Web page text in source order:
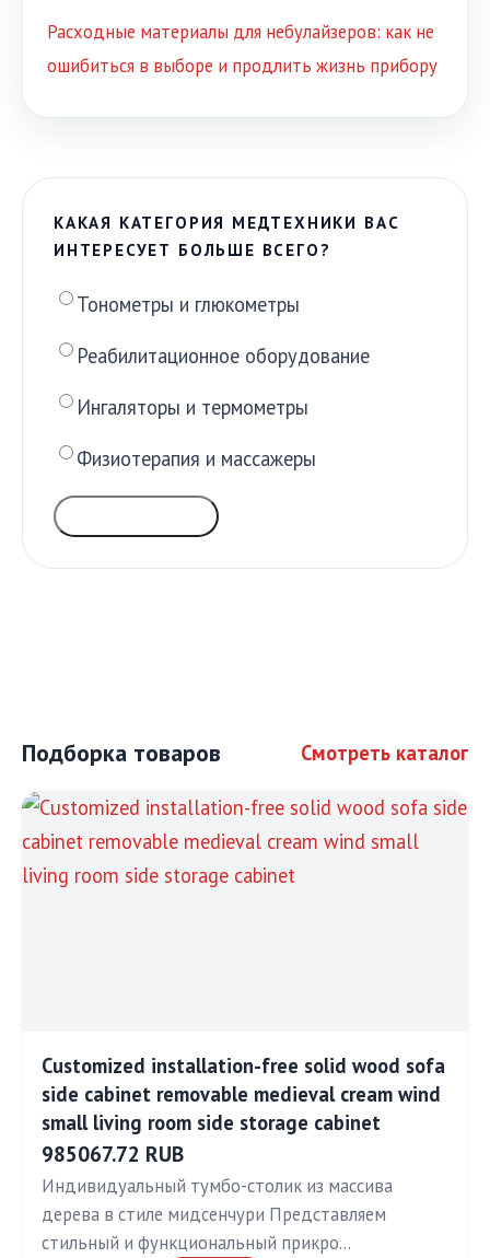
Расходные материалы для небулайзеров: как не
ошибиться в выборе и продлить жизнь прибору
КАКАЯ КАТЕГОРИЯ МЕДТЕХНИКИ ВАС
ИНТЕРЕСУЕТ БОЛЬШЕ ВСЕГО?
Тонометры и глюкометры
Реабилитационное оборудование
Ингаляторы и термометры
Физиотерапия и массажеры
Подборка товаров Смотреть каталог
Customized installation-free solid wood sofa
side cabinet removable medieval cream wind
small living room side storage cabinet
985067.72 RUB
Индивидуальный тумбо-столик из массива
дерева в стиле мидсенчури Представляем
стильный и функциональный прикро…